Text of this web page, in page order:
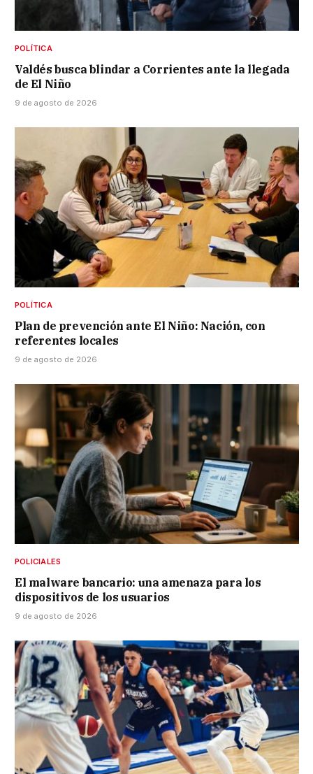
POLÍTICA
Valdés busca blindar a Corrientes ante la llegada
de El Niño
9 de agosto de 2026
POLÍTICA
Plan de prevención ante El Niño: Nación, con
referentes locales
9 de agosto de 2026
POLICIALES
El malware bancario: una amenaza para los
dispositivos de los usuarios
9 de agosto de 2026